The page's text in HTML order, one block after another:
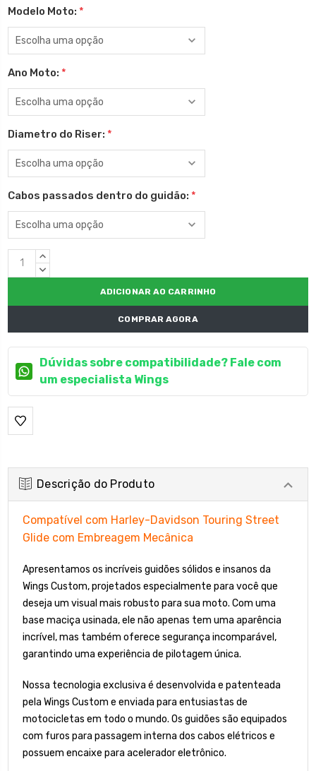
Modelo Moto: *
Ano Moto: *
Diametro do Riser: *
Cabos passados dentro do guidão: *
EstoqueQUANTIDADE
CRESCENTE:
QUANTIDADE
COMPRAR AGORA
Dúvidas sobre compatibilidade? Fale com
um especialista Wings
Descrição do Produto
Compatível com Harley-Davidson Touring Street
Glide com Embreagem Mecânica
Apresentamos os incríveis guidões sólidos e insanos da
Wings Custom, projetados especialmente para você que
deseja um visual mais robusto para sua moto. Com uma
base maciça usinada, ele não apenas tem uma aparência
incrível, mas também oferece segurança incomparável,
garantindo uma experiência de pilotagem única.
Nossa tecnologia exclusiva é desenvolvida e patenteada
pela Wings Custom e enviada para entusiastas de
motocicletas em todo o mundo. Os guidões são equipados
com furos para passagem interna dos cabos elétricos e
possuem encaixe para acelerador eletrônico.